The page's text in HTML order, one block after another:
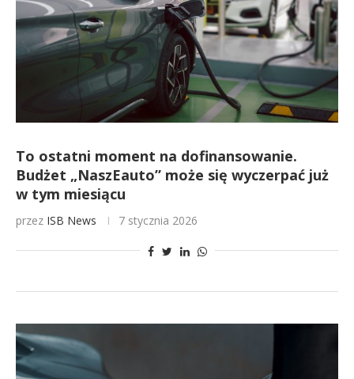
To ostatni moment na dofinansowanie.
Budżet „NaszEauto” może się wyczerpać już
w tym miesiącu
przez ISB News 7 stycznia 2026